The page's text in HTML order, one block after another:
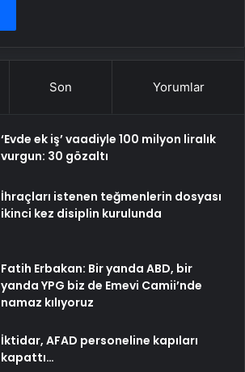
Son Yorumlar
‘Evde ek iş’ vaadiyle 100 milyon liralık
vurgun: 30 gözaltı
İhraçları istenen teğmenlerin dosyası
ikinci kez disiplin kurulunda
Fatih Erbakan: Bir yanda ABD, bir
yanda YPG biz de Emevi Camii’nde
namaz kılıyoruz
İktidar, AFAD personeline kapıları
kapattı…